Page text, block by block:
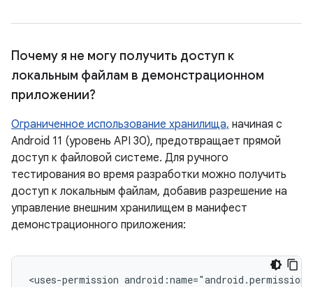
Почему я не могу получить доступ к
локальным файлам в демонстрационном
приложении?
Ограниченное использование хранилища, начиная с
Android 11 (уровень API 30), предотвращает прямой
доступ к файловой системе. Для ручного
тестирования во время разработки можно получить
доступ к локальным файлам, добавив разрешение на
управление внешним хранилищем в манифест
демонстрационного приложения:
<uses-permission